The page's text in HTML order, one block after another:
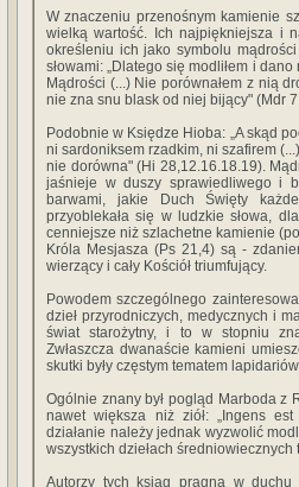
W znaczeniu przenośnym kamienie
wielką wartość. Ich najpiękniejsza i
określeniu ich jako symbolu
słowami: „Dlatego się modliłem i
Mądrości (...) Nie porównałem z nią
nie zna snu blask od niej bijący" (Mdr
Podobnie w Księdze Hioba: „A skąd
ni sardoniksem rzadkim, ni szafirem
nie dorówna" (Hi 28,12.16.18.19).
jaśnieje w duszy sprawiedliwego i
barwami, jakie Duch Święty
przyoblekała się w ludzkie słowa,
cenniejsze niż szlachetne kamienie
Króla Mesjasza (Ps 21,4) są -
wierzący i cały Kościół triumfujący.
Powodem szczególnego
dzieł przyrodniczych, medycznych i
świat starożytny, i to w stopniu
Zwłaszcza dwanaście kamieni
skutki były częstym tematem
Ogólnie znany był pogląd Marboda z
nawet większa niż ziół: „Ingens
działanie należy jednak wyzwolić
wszystkich dziełach
Autorzy tych ksiąg pragną w duchu